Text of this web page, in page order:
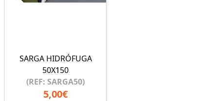
SARGA HIDRÓFUGA
50X150
(REF: SARGA50)
5,00€